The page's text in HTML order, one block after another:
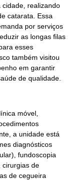
realizando
catarata. Essa
por serviços
as longas filas
esses
também visitou
em garantir
de qualidade.
móvel,
a unidade está
diagnósticos
fundoscopia
cirurgias de
de cegueira